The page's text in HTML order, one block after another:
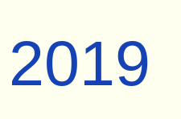
2019